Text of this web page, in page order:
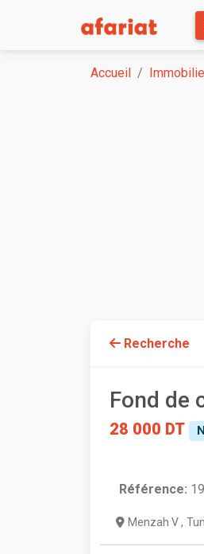
Accueil
Recherche
Fond de
28 000 DT
Référence:
Menzah V,